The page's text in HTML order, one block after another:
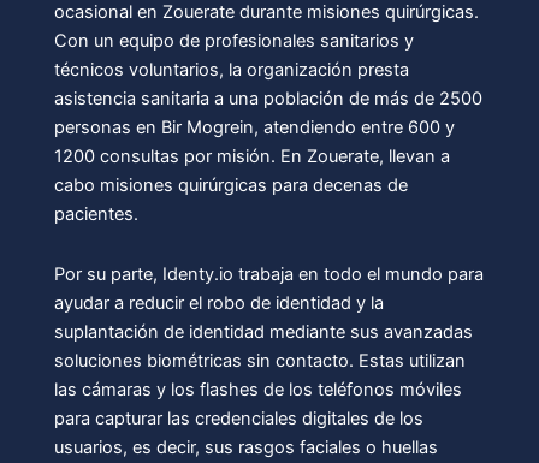
ocasional en Zouerate durante misiones quirúrgicas.
Con un equipo de profesionales sanitarios y
técnicos voluntarios, la organización presta
asistencia sanitaria a una población de más de 2500
personas en Bir Mogrein, atendiendo entre 600 y
1200 consultas por misión. En Zouerate, llevan a
cabo misiones quirúrgicas para decenas de
pacientes.
Por su parte, Identy.io trabaja en todo el mundo para
ayudar a reducir el robo de identidad y la
suplantación de identidad mediante sus avanzadas
soluciones biométricas sin contacto. Estas utilizan
las cámaras y los flashes de los teléfonos móviles
para capturar las credenciales digitales de los
usuarios, es decir, sus rasgos faciales o huellas